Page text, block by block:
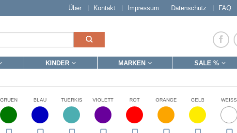
Über Kontakt Impressum Datenschutz FAQ
KINDER MARKEN SALE %
GRUEN BLAU TUERKIS VIOLETT ROT ORANGE GELB WEISS